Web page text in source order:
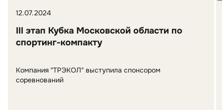
12.07.2024
III этап Кубка Московской области по
спортинг-компакту
Компания "ТРЭКОЛ" выступила спонсором
соревнований